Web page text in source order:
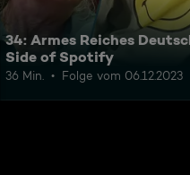
34: Armes Reiches
Side of Spotify
36 Min. Folge vom 06.12.2023